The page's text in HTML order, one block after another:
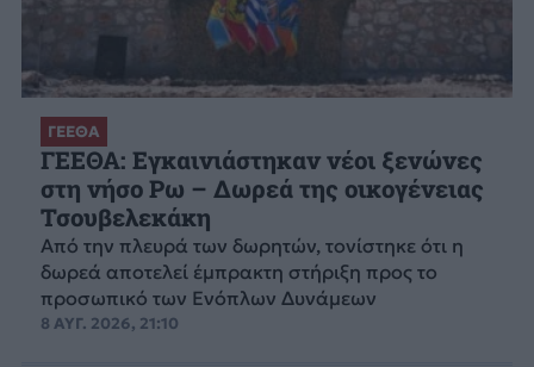
ΓΕΕΘΑ
ΓΕΕΘΑ: Εγκαινιάστηκαν νέοι ξενώνες
στη νήσο Ρω – Δωρεά της οικογένειας
Τσουβελεκάκη
Από την πλευρά των δωρητών, τονίστηκε ότι η
δωρεά αποτελεί έμπρακτη στήριξη προς το
προσωπικό των Ενόπλων Δυνάμεων
8 ΑΥΓ. 2026, 21:10